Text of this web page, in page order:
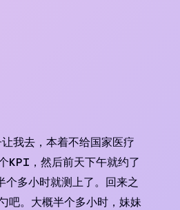
我去，本着不给国家医疗
KPI，然后前天下午就约了
多小时就测上了。回来之
吧。大概半个多小时，妹妹